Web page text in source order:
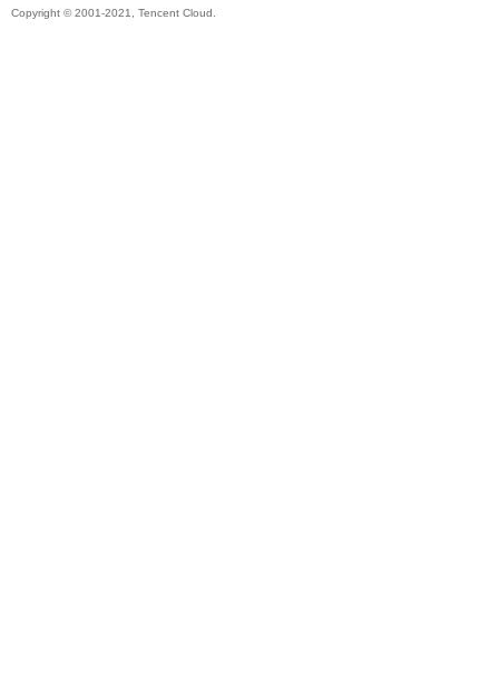
Copyright © 2001-2021, Tencent Cloud.